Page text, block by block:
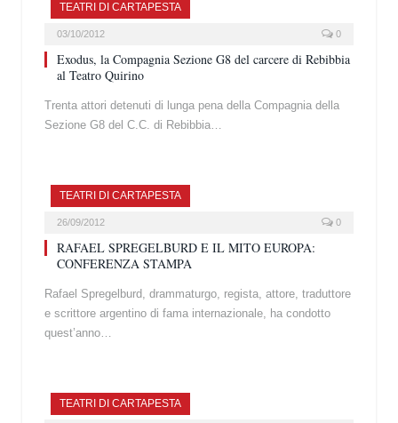
TEATRI DI CARTAPESTA
03/10/2012 0
Exodus, la Compagnia Sezione G8 del carcere di Rebibbia
al Teatro Quirino
Trenta attori detenuti di lunga pena della Compagnia della
Sezione G8 del C.C. di Rebibbia…
TEATRI DI CARTAPESTA
26/09/2012 0
RAFAEL SPREGELBURD E IL MITO EUROPA:
CONFERENZA STAMPA
Rafael Spregelburd, drammaturgo, regista, attore, traduttore
e scrittore argentino di fama internazionale, ha condotto
quest’anno…
TEATRI DI CARTAPESTA